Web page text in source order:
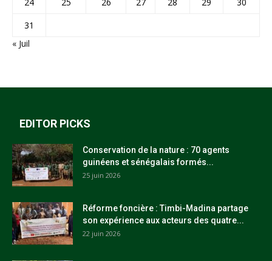
31
« Juil
EDITOR PICKS
Conservation de la nature : 70 agents
guinéens et sénégalais formés...
25 juin 2026
Réforme foncière : Timbi-Madina partage
son expérience aux acteurs des quatre...
22 juin 2026